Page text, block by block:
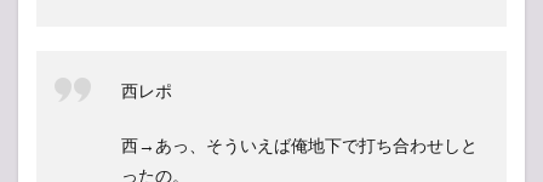
西レポ
西→あっ、そういえば俺地下で打ち合わせしと
ったの。